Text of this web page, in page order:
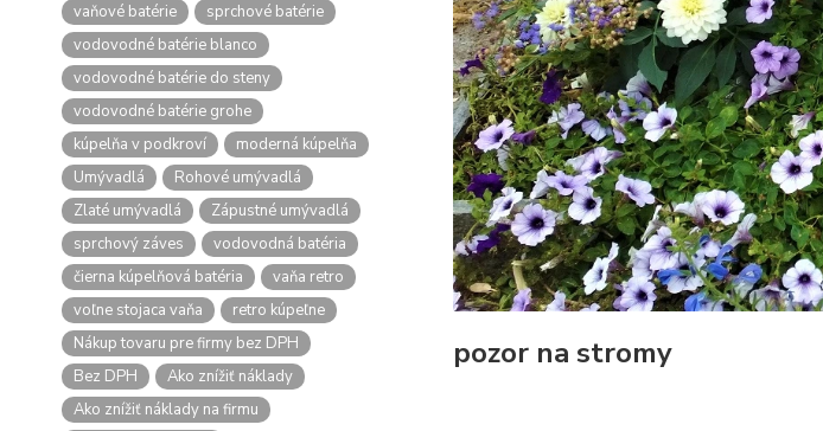
vaňové batérie
sprchové batérie
vodovodné batérie blanco
vodovodné batérie do steny
vodovodné batérie grohe
kúpelňa v podkroví
moderná kúpelňa
Umývadlá
Rohové umývadlá
Zlaté umývadlá
Zápustné umývadlá
sprchový záves
vodovodná batéria
čierna kúpelňová batéria
vaňa retro
voľne stojaca vaňa
retro kúpeľne
Nákup tovaru pre firmy bez DPH
Bez DPH
Ako znížiť náklady
Ako znížiť náklady na firmu
pozor na stromy